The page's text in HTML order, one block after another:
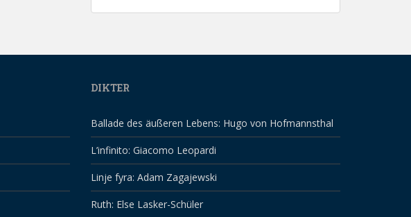
DIKTER
Ballade des äußeren Lebens: Hugo von Hofmannsthal
L’infinito: Giacomo Leopardi
Linje fyra: Adam Zagajewski
Ruth: Else Lasker-Schüler